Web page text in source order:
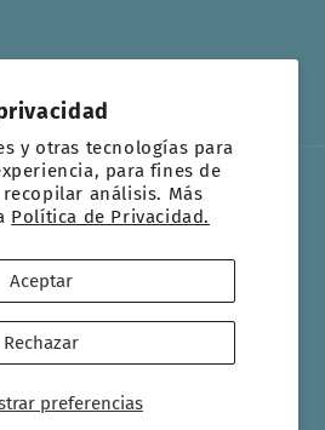
y otras tecnologías para
para fines de
análisis. Más
Política de Privacidad.
preferencias
Aceptar
Rechazar
InstagramYouTube
de Shopify Política de privacidad
Política de envío Información de contacto